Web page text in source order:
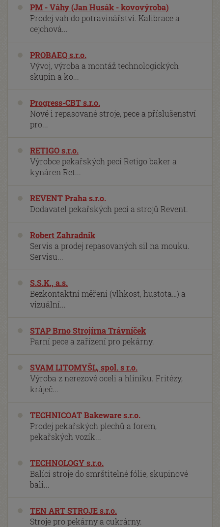
PM - Váhy (Jan Husák - kovovýroba)
Prodej vah do potravinářství. Kalibrace a
cejchová...
PROBAEQ s.r.o.
Vývoj, výroba a montáž technologických
skupin a ko...
Progress-CBT s.r.o.
Nové i repasované stroje, pece a příslušenství
pro...
RETIGO s.r.o.
Výrobce pekařských pecí Retigo baker a
kynáren Ret...
REVENT Praha s.r.o.
Dodavatel pekařských pecí a strojů Revent.
Robert Zahradnik
Servis a prodej repasovaných sil na mouku.
Servisu...
S.S.K., a.s.
Bezkontaktní měření (vlhkost, hustota…) a
vizuální...
STAP Brno Strojírna Trávníček
Parní pece a zařízení pro pekárny.
SVAM LITOMYŠL, spol. s r.o.
Výroba z nerezové oceli a hliníku. Fritézy,
kráječ...
TECHNICOAT Bakeware s.r.o.
Prodej pekařských plechů a forem,
pekařských vozík...
TECHNOLOGY s.r.o.
Balící stroje do smrštitelné fólie, skupinové
bali...
TEN ART STROJE s.r.o.
Stroje pro pekárny a cukrárny.